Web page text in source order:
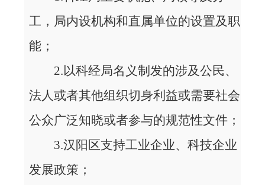
工，局内设机构和直属单位的设置及职
能；
2.以科经局名义制发的涉及公民、
法人或者其他组织切身利益或需要社会
公众广泛知晓或者参与的规范性文件；
3.汉阳区支持工业企业、科技企业
发展政策；